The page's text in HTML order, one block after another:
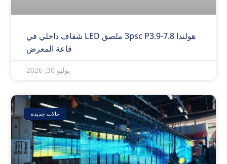
هولندا 3psc P3.9-7.8 ملصق LED شفاف داخلي في
قاعة المعرض
يوليو 30, 2026
حالات جديدة